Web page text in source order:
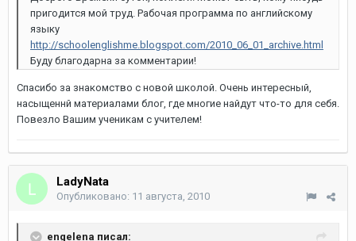
пригодится мой труд. Рабочая программа по английскому
языку
http://schoolenglishme.blogspot.com/2010_06_01_archive.html
Буду благодарна за комментарии!
Спасибо за знакомство с новой школой. Очень интересный,
насыщеннй материалами блог, где многие найдут что-то для себя.
Повезло Вашим ученикам с учителем!
LadyNata
Опубликовано: 11 августа, 2010
engelena писал: